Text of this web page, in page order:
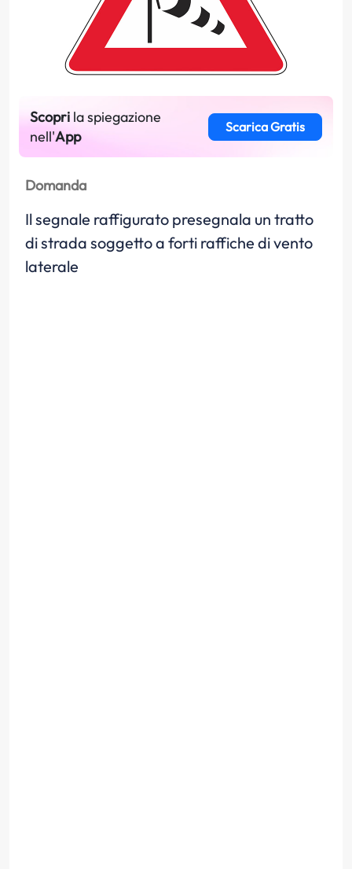
Scopri la spiegazione
nell'App
Scarica Gratis
Domanda
Il segnale raffigurato presegnala un tratto
di strada soggetto a forti raffiche di vento
laterale